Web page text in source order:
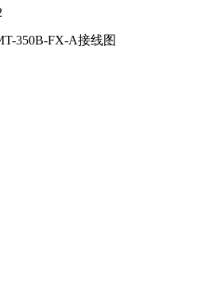
350B-FX-A接线图